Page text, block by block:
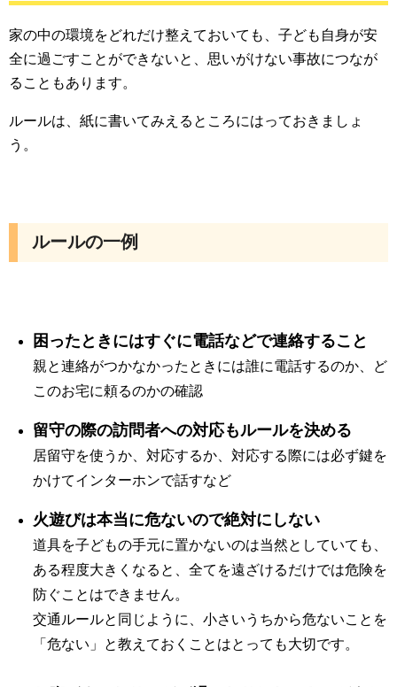
家の中の環境をどれだけ整えておいても、子ども自身が安
全に過ごすことができないと、思いがけない事故につなが
ることもあります。
ルールは、紙に書いてみえるところにはっておきましょ
う。
ルールの一例
困ったときにはすぐに電話などで連絡すること
親と連絡がつかなかったときには誰に電話するのか、ど
このお宅に頼るのかの確認
留守の際の訪問者への対応もルールを決める
居留守を使うか、対応するか、対応する際には必ず鍵を
かけてインターホンで話すなど
火遊びは本当に危ないので絶対にしない
道具を子どもの手元に置かないのは当然としていても、
ある程度大きくなると、全てを遠ざけるだけでは危険を
防ぐことはできません。
交通ルールと同じように、小さいうちから危ないことを
「危ない」と教えておくことはとっても大切です。